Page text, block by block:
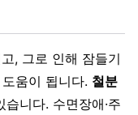
, 그로 인해 잠들기
움이 됩니다. 철분
니다. 수면장애·주